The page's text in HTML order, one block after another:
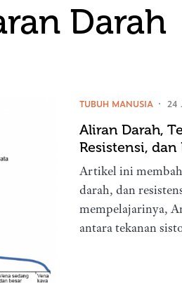
Darah
TUBUH MANUSIA 24
Aliran Darah,
Resistensi,
Artikel ini
darah, dan
mempelajarinya,
antara tekanan